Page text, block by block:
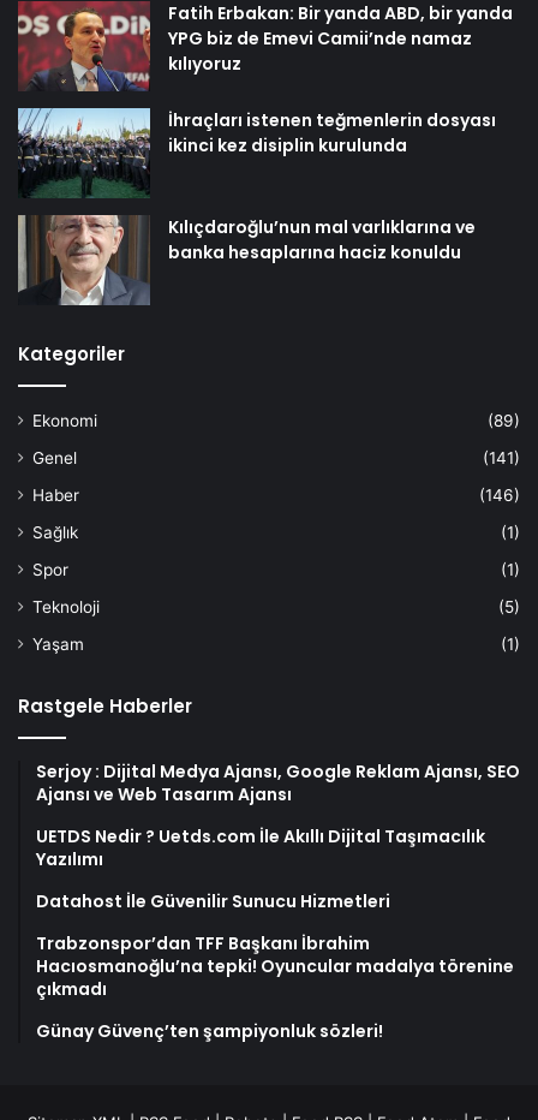
Fatih Erbakan: Bir yanda ABD, bir yanda
YPG biz de Emevi Camii’nde namaz
kılıyoruz
İhraçları istenen teğmenlerin dosyası
ikinci kez disiplin kurulunda
Kılıçdaroğlu’nun mal varlıklarına ve
banka hesaplarına haciz konuldu
Kategoriler
Ekonomi
(89)
Genel
(141)
Haber
(146)
Sağlık
(1)
Spor
(1)
Teknoloji
(5)
Yaşam
(1)
Rastgele Haberler
Serjoy : Dijital Medya Ajansı, Google Reklam Ajansı, SEO
Ajansı ve Web Tasarım Ajansı
UETDS Nedir ? Uetds.com İle Akıllı Dijital Taşımacılık
Yazılımı
Datahost İle Güvenilir Sunucu Hizmetleri
Trabzonspor’dan TFF Başkanı İbrahim
Hacıosmanoğlu’na tepki! Oyuncular madalya törenine
çıkmadı
Günay Güvenç’ten şampiyonluk sözleri!